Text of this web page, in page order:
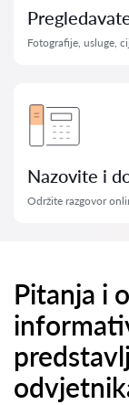
Fotografije, usluge,
Nazovite i
Održite razgovor
Pitanja i